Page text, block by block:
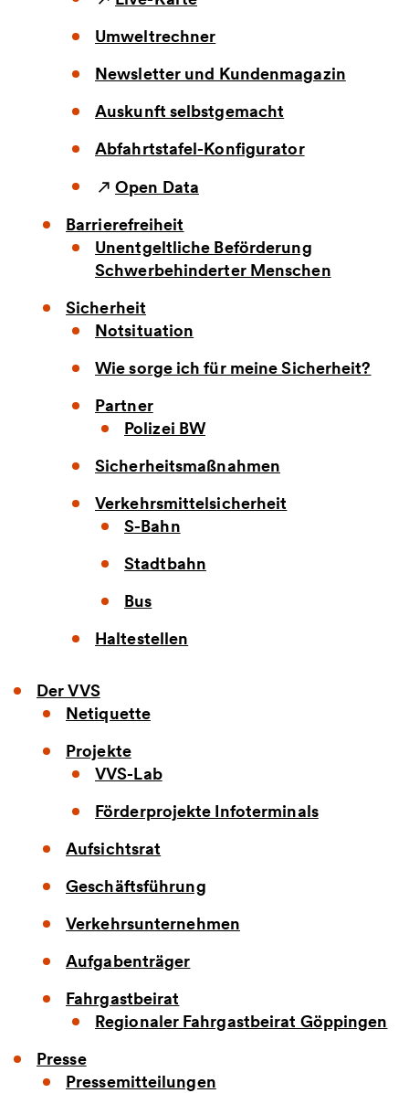
Umweltrechner
Newsletter und Kundenmagazin
Auskunft selbstgemacht
Abfahrtstafel-Konfigurator
Open Data
Barrierefreiheit
Unentgeltliche Beförderung
Schwerbehinderter Menschen
Sicherheit
Notsituation
Wie sorge ich für meine Sicherheit?
Partner
Polizei BW
Sicherheitsmaßnahmen
Verkehrsmittelsicherheit
S-Bahn
Stadtbahn
Bus
Haltestellen
Der VVS
Netiquette
Projekte
VVS-Lab
Förderprojekte Infoterminals
Aufsichtsrat
Geschäftsführung
Verkehrsunternehmen
Aufgabenträger
Fahrgastbeirat
Regionaler Fahrgastbeirat Göppingen
Presse
Pressemitteilungen